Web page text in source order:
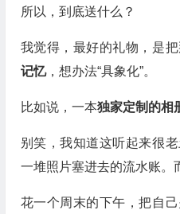
所以，到底送什么？
我觉得，最好的礼物，是
记忆，想办法“具象化”。
比如说，一本独家定制的相
别笑，我知道这听起来很
一堆照片塞进去的流水账。
花一个周末的下午，把自